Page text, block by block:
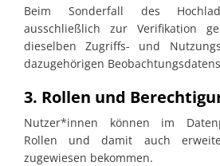
Beim Sonderfall des
ausschließlich zur Verifikation
dieselben Zugriffs- und
dazugehörigen
3. Rollen und
Nutzer*innen können im
Rollen und damit auch
zugewiesen bekommen.